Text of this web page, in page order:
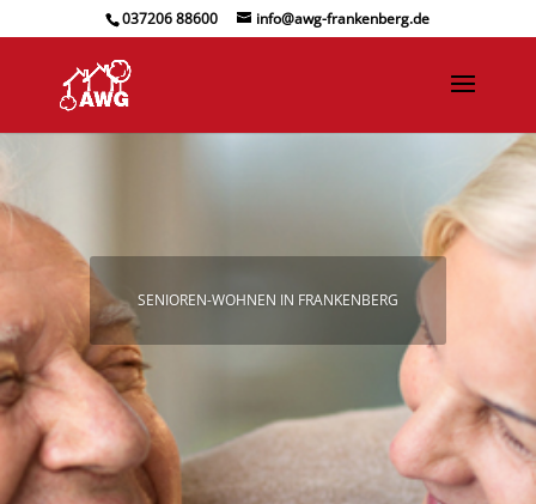
037206 88600 info@awg-frankenberg.de
SENIOREN-WOHNEN IN FRANKENBERG